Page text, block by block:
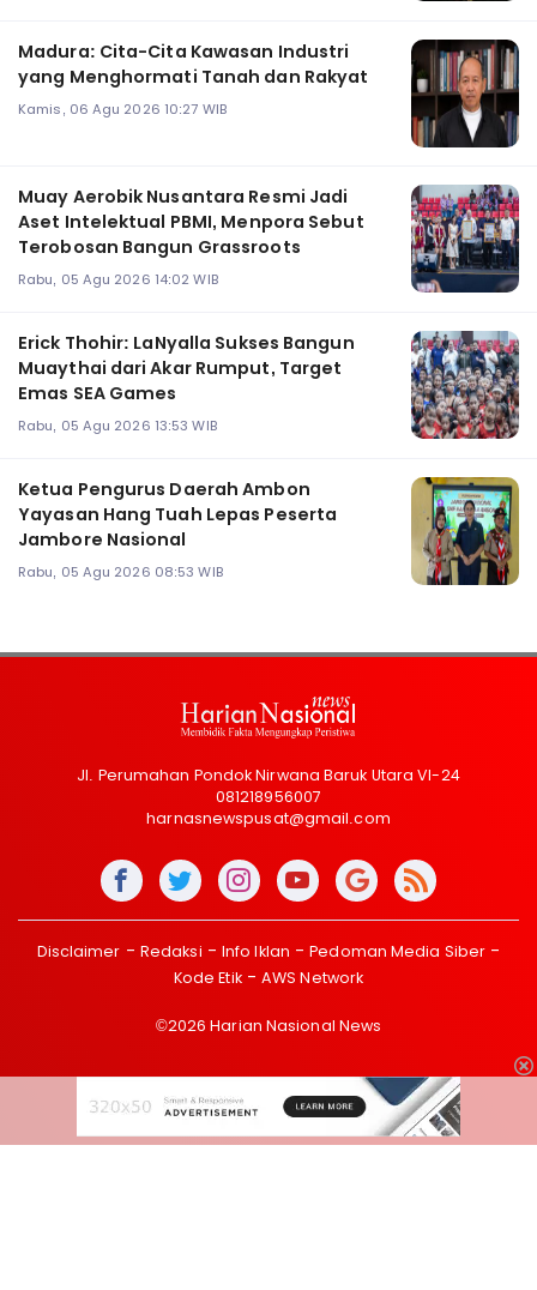
Madura: Cita-Cita Kawasan Industri
yang Menghormati Tanah dan Rakyat
Kamis, 06 Agu 2026 10:27 WIB
Muay Aerobik Nusantara Resmi Jadi
Aset Intelektual PBMI, Menpora Sebut
Terobosan Bangun Grassroots
Rabu, 05 Agu 2026 14:02 WIB
Erick Thohir: LaNyalla Sukses Bangun
Muaythai dari Akar Rumput, Target
Emas SEA Games
Rabu, 05 Agu 2026 13:53 WIB
Ketua Pengurus Daerah Ambon
Yayasan Hang Tuah Lepas Peserta
Jambore Nasional
Rabu, 05 Agu 2026 08:53 WIB
Jl. Perumahan Pondok Nirwana Baruk Utara VI-24
081218956007
harnasnewspusat@gmail.com
Disclaimer Redaksi Info Iklan
Pedoman Media Siber
Kode Etik
AWS Network
©2026 Harian Nasional News